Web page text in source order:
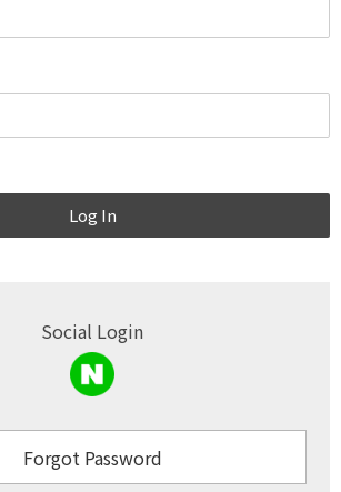
Log In
Social Login
Forgot Password